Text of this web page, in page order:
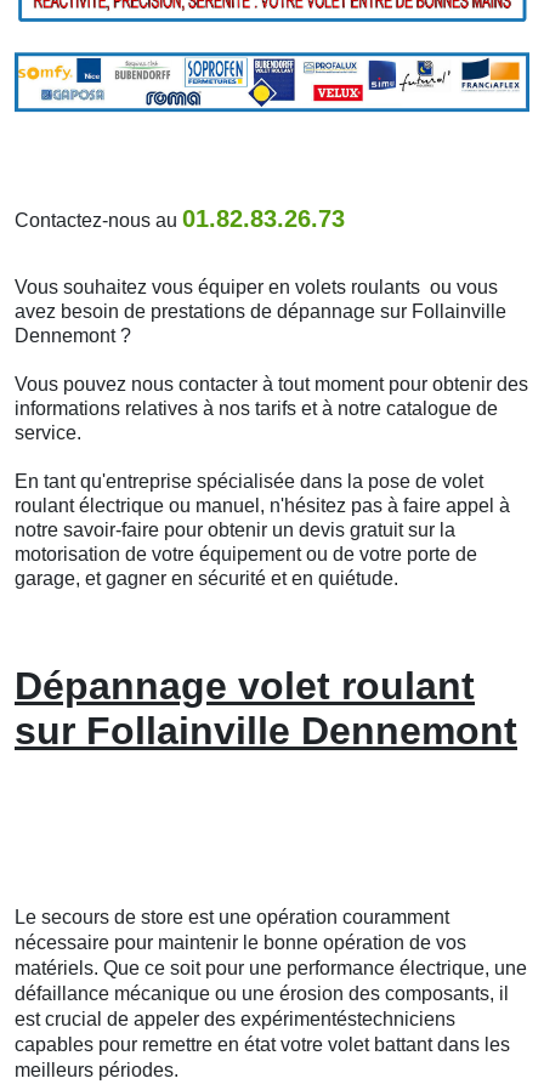
Contactez-nous au 01.82.83.26.73
Vous souhaitez vous équiper en volets roulants ou vous
avez besoin de prestations de dépannage sur Follainville
Dennemont ?
Vous pouvez nous contacter à tout moment pour obtenir des
informations relatives à nos tarifs et à notre catalogue de
service.
En tant qu'entreprise spécialisée dans la pose de volet
roulant électrique ou manuel, n'hésitez pas à faire appel à
notre savoir-faire pour obtenir un devis gratuit sur la
motorisation de votre équipement ou de votre porte de
garage, et gagner en sécurité et en quiétude.
Dépannage volet roulant
sur Follainville Dennemont
Le secours de store est une opération couramment
nécessaire pour maintenir le bonne opération de vos
matériels. Que ce soit pour une performance électrique, une
défaillance mécanique ou une érosion des composants, il
est crucial de appeler des expérimentéstechniciens
capables pour remettre en état votre volet battant dans les
meilleurs périodes.